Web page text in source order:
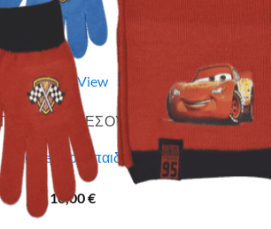
Quick View
ΠΑΙΔΙΚΑ ΑΞΕΣΟΥΑΡ
McQueen σετ παιδικό
10,00€